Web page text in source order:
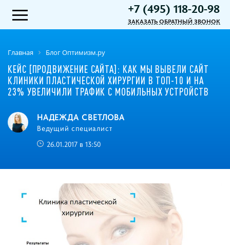
+7 (495) 118-20-98
ЗАКАЗАТЬ ОБРАТНЫЙ ЗВОНОК
Главная Блог Оптимизм.ру
КЕЙС [ПРОДВИЖЕНИЕ САЙТА]: КАК МЫ ВЫВЕЛИ САЙТ
КЛИНИКИ ПЛАСТИЧЕСКОЙ ХИРУРГИИ В ТОП-10 И НА
23% УВЕЛИЧИЛИ ТРАФИК С МОБИЛЬНЫХ УСТРОЙСТВ
НАДЕЖДА СВЕТЛОВА
Ведущий специалист
26.01.2017 в 13:50